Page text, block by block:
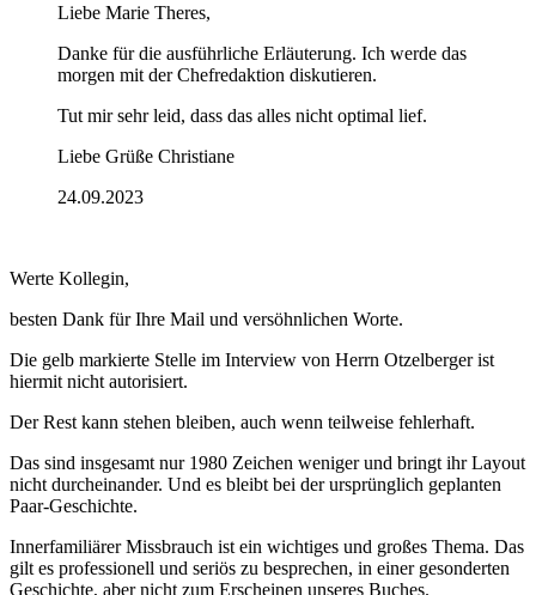
Liebe Marie Theres,
Danke für die ausführliche Erläuterung. Ich werde das
morgen mit der Chefredaktion diskutieren.
Tut mir sehr leid, dass das alles nicht optimal lief.
Liebe Grüße Christiane
24.09.2023
Werte Kollegin,
besten Dank für Ihre Mail und versöhnlichen Worte.
Die gelb markierte Stelle im Interview von Herrn Otzelberger ist
hiermit nicht autorisiert.
Der Rest kann stehen bleiben, auch wenn teilweise fehlerhaft.
Das sind insgesamt nur 1980 Zeichen weniger und bringt ihr Layout
nicht durcheinander. Und es bleibt bei der ursprünglich geplanten
Paar-Geschichte.
Innerfamiliärer Missbrauch ist ein wichtiges und großes Thema. Das
gilt es professionell und seriös zu besprechen, in einer gesonderten
Geschichte, aber nicht zum Erscheinen unseres Buches.